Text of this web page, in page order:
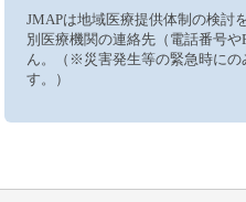
JMAPは地域医療提供体制の検討
別医療機関の連絡先（電話番号
ん。（※災害発生等の緊急時にの
す。）